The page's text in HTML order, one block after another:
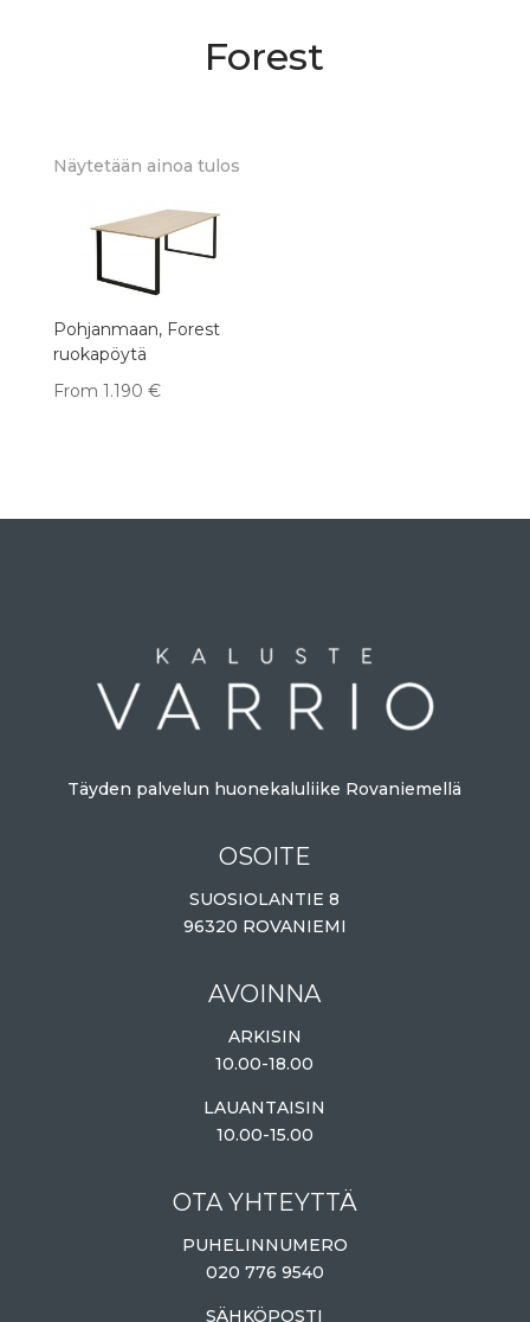
Forest
Näytetään ainoa tulos
Pohjanmaan, Forest
ruokapöytä
From 1.190 €
Täyden palvelun huonekaluliike Rovaniemellä
OSOITE
SUOSIOLANTIE 8
96320 ROVANIEMI
AVOINNA
ARKISIN
10.00-18.00
LAUANTAISIN
10.00-15.00
OTA YHTEYTTÄ
PUHELINNUMERO
020 776 9540
SÄHKÖPOSTI